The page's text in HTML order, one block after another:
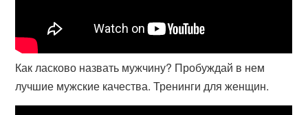
Как ласково назвать мужчину? Пробуждай в нем
лучшие мужские качества. Тренинги для женщин.